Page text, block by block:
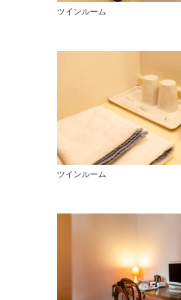
ツインルーム
ツインルーム